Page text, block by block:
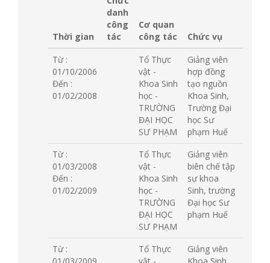
Thời gian
danh
công
tác
Cơ quan
công tác
Chức vụ
Từ :
01/10/2006
Đến :
01/02/2008
Tổ Thực
vật -
Khoa Sinh
học -
TRƯỜNG
ĐẠI HỌC
SƯ PHẠM
Giảng viên
hợp đồng
tạo nguồn
Khoa Sinh,
Trường Đại
học Sư
phạm Huế
Từ :
01/03/2008
Đến :
01/02/2009
Tổ Thực
vật -
Khoa Sinh
học -
TRƯỜNG
ĐẠI HỌC
SƯ PHẠM
Giảng viên
biên chế tập
sự khoa
Sinh, trường
Đại học Sư
phạm Huế
Từ :
Tổ Thực
Giảng viên